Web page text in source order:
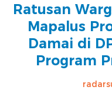
Ratusan
Mapalus
Damai di
Program